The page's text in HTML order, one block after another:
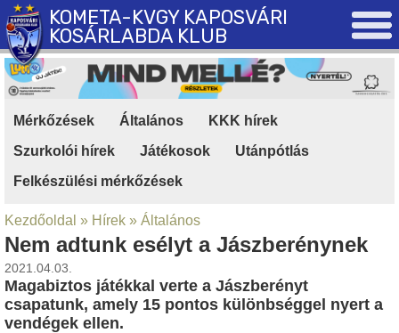
KOMETA-KVGY KAPOSVÁRI
KOSÁRLABDA KLUB
Mérkőzések Általános KKK hírek
Szurkolói hírek
Játékosok Utánpótlás
Felkészülési mérkőzések
Kezdőoldal » Hírek » Általános
Nem adtunk esélyt a Jászberénynek
2021.04.03.
Magabiztos játékkal verte a Jászberényt
csapatunk, amely 15 pontos különbséggel nyert a
vendégek ellen.